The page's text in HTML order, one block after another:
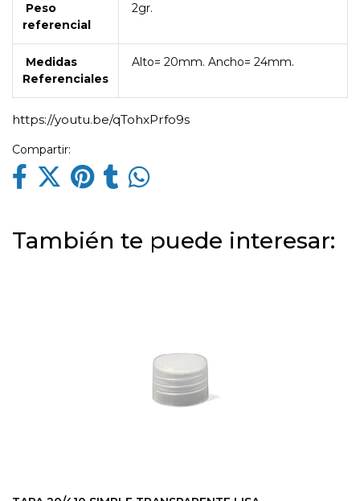
Peso
referencial
2gr.
Medidas
Referenciales
Alto= 20mm. Ancho= 24mm.
https://youtu.be/qTohxPrfo9s
Compartir:
También te puede interesar: